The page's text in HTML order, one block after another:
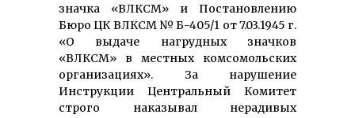
значка «ВЛКСМ» и Постановлению
Бюро ЦК ВЛКСМ № Б-405/1 от 7.03.1945 г.
«О выдаче нагрудных значков
«ВЛКСМ» в местных комсомольских
организациях». За нарушение
Инструкции Центральный Комитет
строго наказывал нерадивых